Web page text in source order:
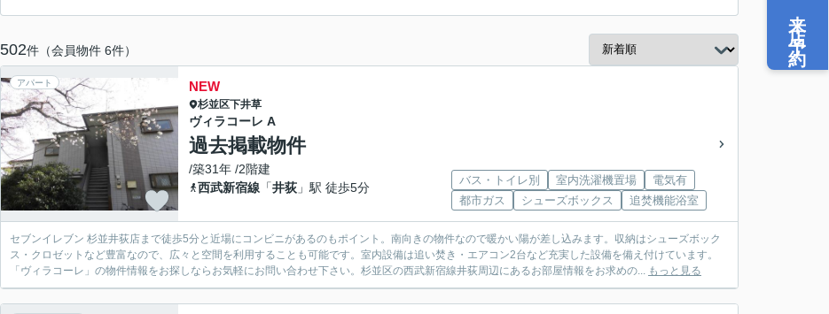
502件（会員物件 6件）
アパート NEW
杉並区下井草
ヴィラコーレ A
過去掲載物件
/築31年 /2階建
西武新宿線 「井荻 」駅 徒歩5分
バス・トイレ別 室内洗濯機置場
電気有
都市ガス
シューズボックス 追焚機能浴室
セブンイレブン 杉並井荻店まで徒歩5分と近場にコンビニがあるのもポイント。南向きの物件なので暖かい陽が差し込みます。収納はシューズボック
ス・クロゼットなど豊富なので、広々と空間を利用することも可能です。室内設備は追い焚き・エアコン2台など充実した設備を備え付けています。
「ヴィラコーレ」の物件情報をお探しならお気軽にお問い合わせ下さい。杉並区の西武新宿線井荻周辺にあるお部屋情報をお求めの... もっと見る
来店予約